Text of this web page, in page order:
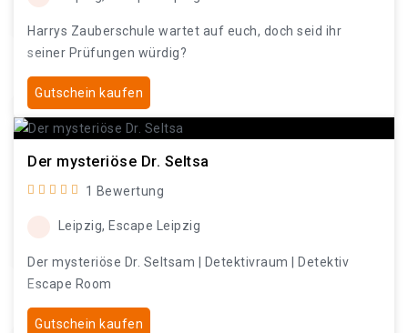
Harrys Zauberschule wartet auf euch, doch seid ihr
seiner Prüfungen würdig?
Gutschein kaufen
Der mysteriöse Dr. Seltsa
1 Bewertung
Leipzig, Escape Leipzig
Der mysteriöse Dr. Seltsam | Detektivraum | Detektiv
Escape Room
Gutschein kaufen